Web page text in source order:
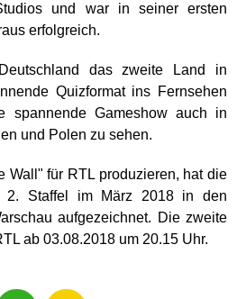
und war in seiner ersten
erfolgreich.
das zweite Land in
Quizformat ins Fernsehen
spannende Gameshow auch in
und Polen zu sehen.
Wall" für RTL produzieren, hat die
2. Staffel im März 2018 in den
aufgezeichnet. Die zweite
ab 03.08.2018 um 20.15 Uhr.